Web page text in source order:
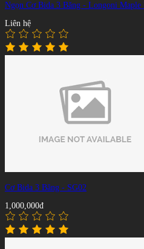
Ngọn Cơ Bida 3 Băng - Longoni Maple
Liên hệ
Cơ Bida 3 Băng - SG02
1,000,000đ